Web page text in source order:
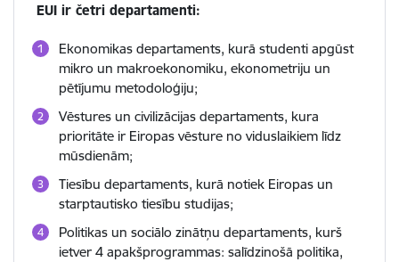
EUI ir četri departamenti:
Ekonomikas departaments, kurā studenti apgūst
mikro un makroekonomiku, ekonometriju un
pētījumu metodoloģiju;
Vēstures un civilizācijas departaments, kura
prioritāte ir Eiropas vēsture no viduslaikiem līdz
mūsdienām;
Tiesību departaments, kurā notiek Eiropas un
starptautisko tiesību studijas;
Politikas un sociālo zinātņu departaments, kurš
ietver 4 apakšprogrammas: salīdzinošā politika,